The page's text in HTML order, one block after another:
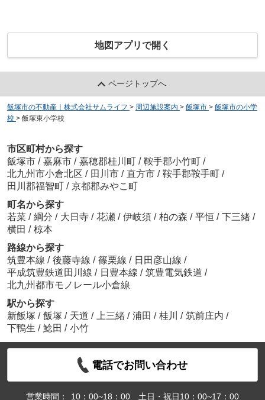
地図アプリで開く
ページトップへ
飯塚市の不動産｜株式会社サムライフ > 周辺施設案内 > 飯塚市 > 飯塚市の小学
校 > 飯塚東小学校
市区町村から探す
飯塚市 / 嘉麻市 / 嘉穂郡桂川町 / 鞍手郡小竹町 /
北九州市小倉北区 / 田川市 / 直方市 / 鞍手郡鞍手町 /
田川郡福智町 / 京都郡みやこ町
町名から探す
若菜 / 綱分 / 大日寺 / 花瀬 / 伊岐須 / 柏の森 / 平恒 / 下三緒 /
横田 / 椋本
路線から探す
筑豊本線 / 後藤寺線 / 篠栗線 / 日田彦山線 /
平成筑豊鉄道田川線 / 日豊本線 / 筑豊電気鉄道 /
北九州都市モノレール小倉線
駅から探す
新飯塚 / 飯塚 / 天道 / 上三緒 / 浦田 / 桂川 / 筑前庄内 /
下鴨生 / 鯰田 / 小竹
電話でお問い合わせ
営業時間：
10：00~18：00 土日・祝日10：00~17：00